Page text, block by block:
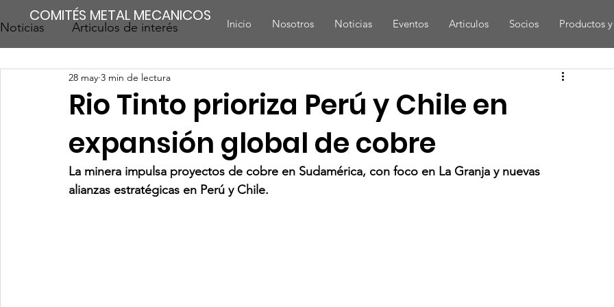
COMITÉS METAL MECANICOS Inicio Nosotros Noticias Eventos Articulos Socios Productos
Noticias Articulos de interés
Rio Tinto prioriza Perú y Chile en
expansión global de cobre
28 may 3 min de lectura
La minera impulsa proyectos de cobre en Sudamérica, con foco en La Granja y nuevas
alianzas estratégicas en Perú y Chile.